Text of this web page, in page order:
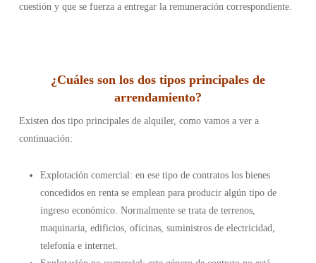
cuestión y que se fuerza a entregar la remuneración correspondiente.
¿Cuáles son los dos tipos principales de
arrendamiento?
Existen dos tipo principales de alquiler, como vamos a ver a
continuación:
Explotación comercial: en ese tipo de contratos los bienes
concedidos en renta se emplean para producir algún tipo de
ingreso económico. Normalmente se trata de terrenos,
maquinaria, edificios, oficinas, suministros de electricidad,
telefonía e internet.